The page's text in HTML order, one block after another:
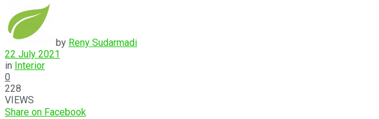
by Reny Sudarmadi
22 July 2021
in Interior
0
228
VIEWS
Share on Facebook